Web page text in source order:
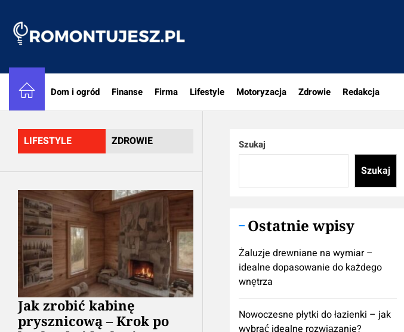
content
Dom i ogród Finanse Firma Lifestyle Motoryzacja Zdrowie Redakcja
LIFESTYLE ZDROWIE
Jak zrobić kabinę
prysznicową – Krok po
Szukaj
Szukaj
Ostatnie wpisy
Żaluzje drewniane na wymiar –
idealne dopasowanie do każdego
wnętrza
Nowoczesne płytki do łazienki – jak
wybrać idealne rozwiązanie?